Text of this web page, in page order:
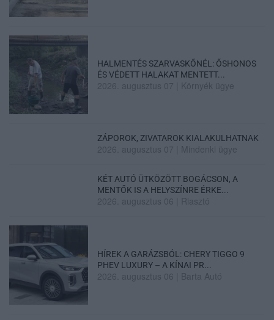
HALMENTÉS SZARVASKŐNÉL: ŐSHONOS
ÉS VÉDETT HALAKAT MENTETT...
2026. augusztus 07 Környék ügye
ZÁPOROK, ZIVATAROK KIALAKULHATNAK
2026. augusztus 07 Mindenki ügye
KÉT AUTÓ ÜTKÖZÖTT BOGÁCSON, A
MENTŐK IS A HELYSZÍNRE ÉRKE...
2026. augusztus 06 Riasztó
HÍREK A GARÁZSBÓL: CHERY TIGGO 9
PHEV LUXURY – A KÍNAI PR...
2026. augusztus 06 Barta Autó